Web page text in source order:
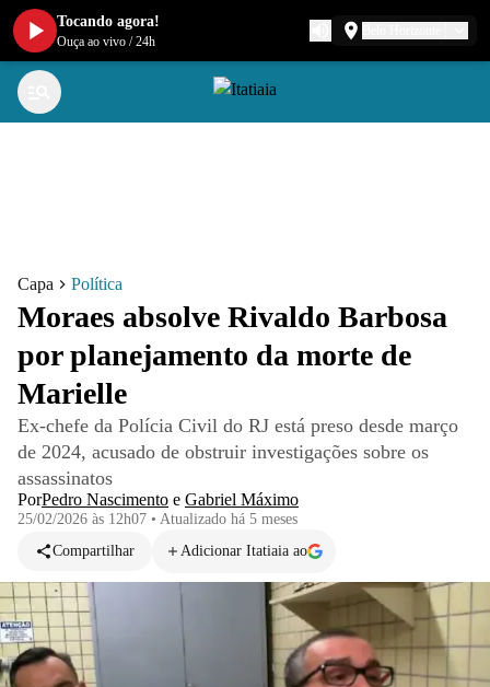
Capa Política
Moraes absolve Rivaldo Barbosa
por planejamento da morte de
Marielle
Ex-chefe da Polícia Civil do RJ está preso desde março
de 2024, acusado de obstruir investigações sobre os
assassinatos
PorPedro Nascimento e Gabriel Máximo
25/02/2026 às 12h07 • Atualizado há 5 meses
Compartilhar
Adicionar Itatiaia ao
Tocando agora!
Ouça ao vivo /24h